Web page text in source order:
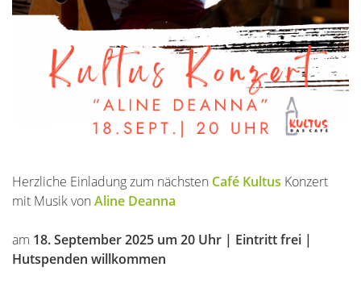
Herzliche Einladung zum nächsten Café Kultus Konzert
mit Musik von Aline Deanna
am 18. September 2025 um 20 Uhr | Eintritt frei |
Hutspenden willkommen